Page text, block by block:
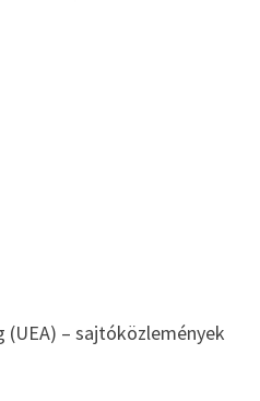
(UEA) – sajtóközlemények